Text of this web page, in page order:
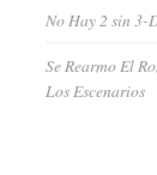
No Hay 2 sin 3-
Se Rearmo El
Los Escenarios